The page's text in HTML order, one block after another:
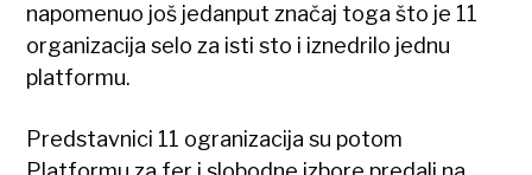
napomenuo još jedanput značaj toga što je 11
organizacija selo za isti sto i iznedrilo jednu
platformu.
Predstavnici 11 ogranizacija su potom